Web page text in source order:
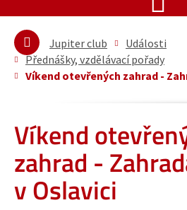
Jupiter club
Události
Přednášky, vzdělávací pořady
Víkend otevřených zahrad -
Víkend
zahrad -
v Oslavici